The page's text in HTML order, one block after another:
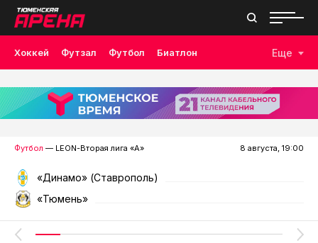
Хоккей Футзал Футбол Биатлон
Лыжные гонки Волейбол Плавание Дзюдо
Скалолазание Велоспорт Бокс
Еще
Футбол — LEON-Вторая лига «А» 8 августа, 19:00
«Динамо» (Ставрополь)
«Тюмень»